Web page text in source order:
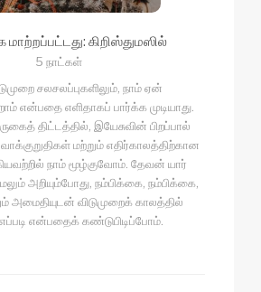
கிறிஸ்துமஸில்
5 நாட்கள்
சலசலப்புகளிலும், நாம் ஏன்
என்பதை எளிதாகப் பார்க்க முடியாது.
திட்டத்தில், இயேசுவின் பிறப்பால்
மற்றும் எதிர்காலத்திற்கான
நாம் மூழ்குவோம். தேவன் யார்
அறியும்போது, ​​நம்பிக்கை, நம்பிக்கை,
அமைதியுடன் விடுமுறைக் காலத்தில்
என்பதைக் கண்டுபிடிப்போம்.